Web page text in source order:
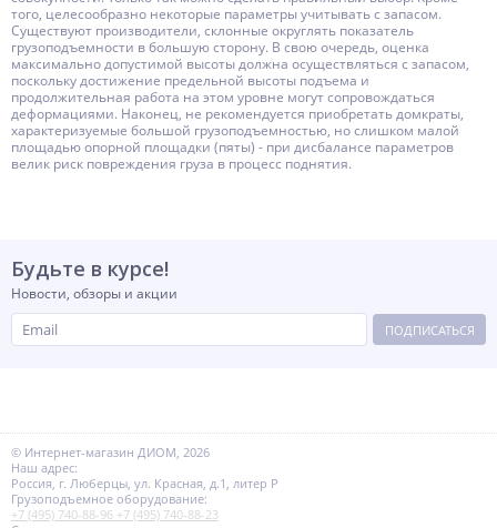
того, целесообразно некоторые параметры учитывать с запасом.
Существуют производители, склонные округлять показатель
грузоподъемности в большую сторону. В свою очередь, оценка
максимально допустимой высоты должна осуществляться с запасом,
поскольку достижение предельной высоты подъема и
продолжительная работа на этом уровне могут сопровождаться
деформациями. Наконец, не рекомендуется приобретать домкраты,
характеризуемые большой грузоподъемностью, но слишком малой
площадью опорной площадки (пяты) - при дисбалансе параметров
велик риск повреждения груза в процесс поднятия.
Будьте в курсе!
Новости, обзоры и акции
ПОДПИСАТЬСЯ
© Интернет-магазин ДИОМ, 2026
Наш адрес:
Россия, г. Люберцы, ул. Красная, д.1, литер Р
Грузоподъемное оборудование:
+7 (495) 740-88-96 +7 (495) 740-88-23